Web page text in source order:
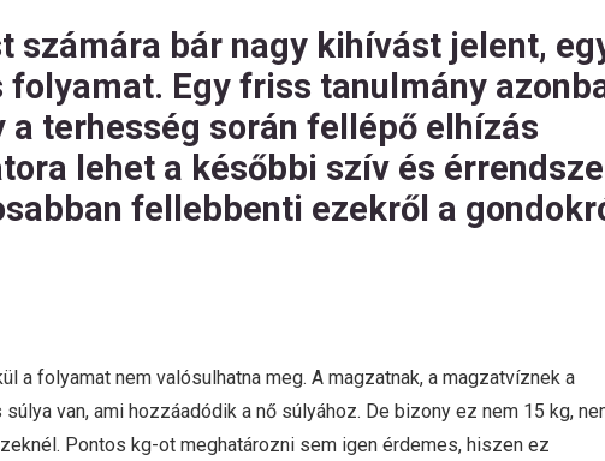
számára bár nagy kihívást jelent,
Egy friss tanulmány
terhesség során fellépő elhízás
lehet a későbbi szív és
fellebbenti ezekről a
a folyamat nem valósulhatna meg. A magzatnak, a magzatvíznek a
van, ami hozzáadódik a nő súlyához. De bizony ez nem 15 kg,
Pontos kg-ot meghatározni sem igen érdemes, hiszen ez